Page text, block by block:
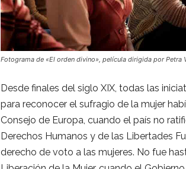
Fotograma de «El orden divino», película dirigida por Petra
Desde finales del siglo XIX, todas las
para reconocer el sufragio de la mujer
Consejo de Europa, cuando el país no
Derechos Humanos y de las Libertades
derecho de voto a las mujeres. No fue